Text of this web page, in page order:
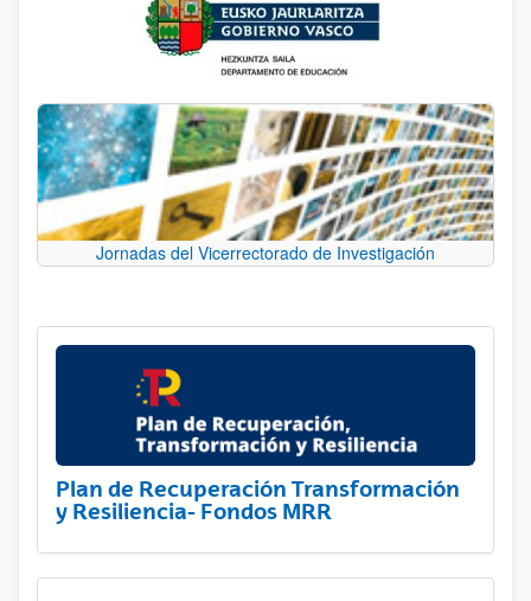
Jornadas del Vicerrectorado de Investigación
Plan de Recuperación Transformación
y Resiliencia- Fondos MRR